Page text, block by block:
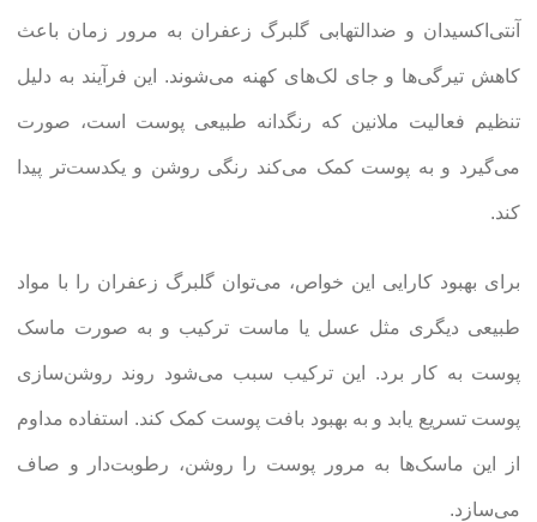
آنتی‌اکسیدان و ضدالتهابی گلبرگ زعفران به مرور زمان باعث
کاهش تیرگی‌ها و جای لک‌های کهنه می‌شوند. این فرآیند به دلیل
تنظیم فعالیت ملانین که رنگدانه طبیعی پوست است، صورت
می‌گیرد و به پوست کمک می‌کند رنگی روشن و یکدست‌تر پیدا
کند.
برای بهبود کارایی این خواص، می‌توان گلبرگ زعفران را با مواد
طبیعی دیگری مثل عسل یا ماست ترکیب و به صورت ماسک
پوست به کار برد. این ترکیب سبب می‌شود روند روشن‌سازی
پوست تسریع یابد و به بهبود بافت پوست کمک کند. استفاده مداوم
از این ماسک‌ها به مرور پوست را روشن، رطوبت‌دار و صاف
می‌سازد.